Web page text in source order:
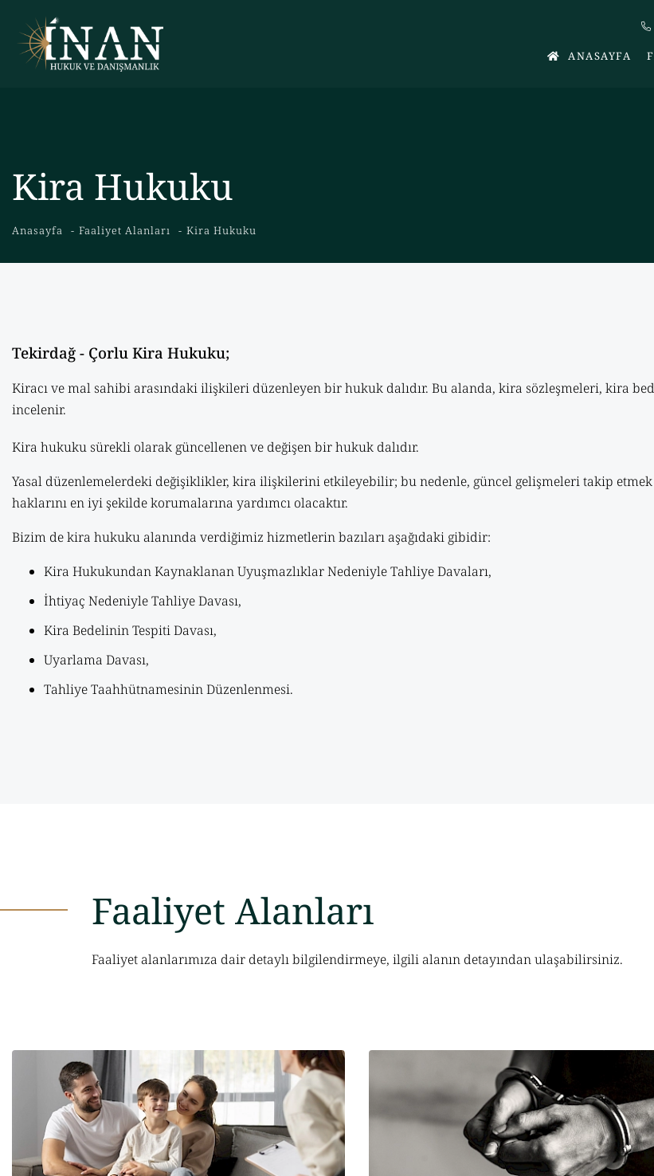
ANASAYFA
Kira Hukuku
Anasayfa Faaliyet Alanları Kira Hukuku
Tekirdağ - Çorlu Kira Hukuku;
Kiracı ve mal sahibi arasındaki ilişkileri düzenleyen bir hukuk dalıdır. Bu alanda, kira sözleşmeleri, kira
incelenir.
Kira hukuku sürekli olarak güncellenen ve değişen bir hukuk dalıdır.
Yasal düzenlemelerdeki değişiklikler, kira ilişkilerini etkileyebilir; bu nedenle, güncel gelişmeleri takip
haklarını en iyi şekilde korumalarına yardımcı olacaktır.
Bizim de kira hukuku alanında verdiğimiz hizmetlerin bazıları aşağıdaki gibidir:
Kira Hukukundan Kaynaklanan Uyuşmazlıklar Nedeniyle Tahliye Davaları,
İhtiyaç Nedeniyle Tahliye Davası,
Kira Bedelinin Tespiti Davası,
Uyarlama Davası,
Tahliye Taahhütnamesinin Düzenlenmesi.
Faaliyet Alanları
Faaliyet alanlarımıza dair detaylı bilgilendirmeye, ilgili alanın detayından ulaşabilirsiniz.